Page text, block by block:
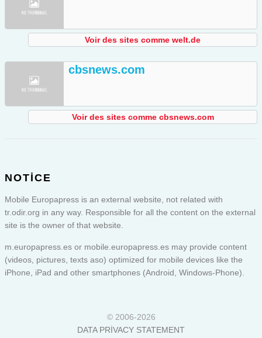
Voir des sites comme welt.de
cbsnews.com
Voir des sites comme cbsnews.com
NOTICE
Mobile Europapress is an external website, not related with
tr.odir.org in any way. Responsible for all the content on the external
site is the owner of that website.
m.europapress.es or mobile.europapress.es may provide content
(videos, pictures, texts aso) optimized for mobile devices like the
iPhone, iPad and other smartphones (Android, Windows-Phone).
© 2006-2026
DATA PRIVACY STATEMENT